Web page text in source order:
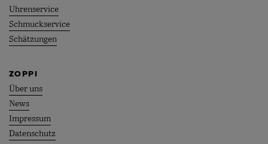
Uhrenservice
Schmuckservice
Schätzungen
ZOPPI
Über uns
News
Impressum
Datenschutz